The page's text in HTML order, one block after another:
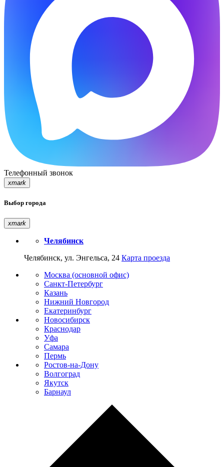
Телефонный звонок
xmark
Выбор города
xmark
Челябинск
Челябинск, ул. Энгельса, 24 Карта проезда
Москва (основной офис)
Санкт-Петербург
Казань
Нижний Новгород
Екатеринбург
Новосибирск
Краснодар
Уфа
Самара
Пермь
Ростов-на-Дону
Волгоград
Якутск
Барнаул